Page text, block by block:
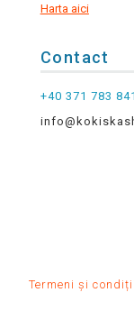
Harta aici
Contact
+40 371 783 841
Termeni și condiții